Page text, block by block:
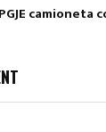
camioneta